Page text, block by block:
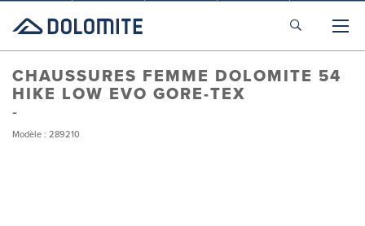
CHAUSSURES FEMME DOLOMITE 54
HIKE LOW EVO GORE-TEX
Modèle : 289210